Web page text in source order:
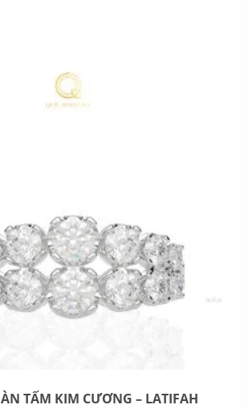
TẤM KIM CƯƠNG – LATIFAH